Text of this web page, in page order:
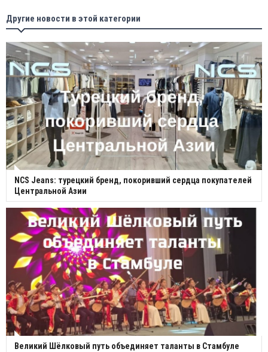
Другие новости в этой категории
NCS Jeans: турецкий бренд, покоривший сердца покупателей
Центральной Азии
Великий Шёлковый путь объединяет таланты в Стамбуле